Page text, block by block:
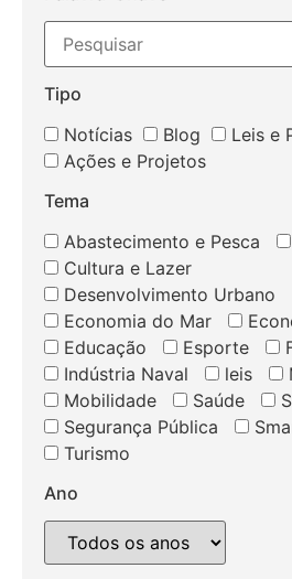
Tipo
Notícias
Blog
Leis e
Ações e Projetos
Tema
Abastecimento e Pesca
Cultura e Lazer
Desenvolvimento Urbano
Economia do Mar
Educação
Esporte
Indústria Naval
leis
Mobilidade
Saúde
Segurança Pública
Turismo
Ano